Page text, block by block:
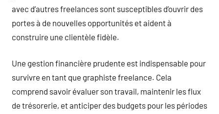
avec d’autres freelances sont susceptibles d’ouvrir des
portes à de nouvelles opportunités et aident à
construire une clientèle fidèle.
Une gestion financière prudente est indispensable pour
survivre en tant que graphiste freelance. Cela
comprend savoir évaluer son travail, maintenir les flux
de trésorerie, et anticiper des budgets pour les périodes